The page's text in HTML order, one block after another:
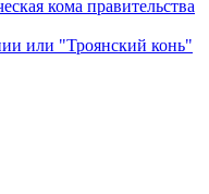
кома правительства
или "Троянский конь"